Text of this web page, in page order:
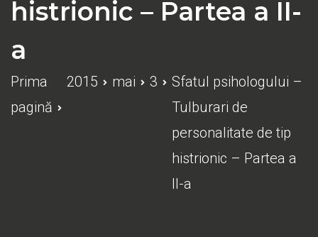
histrionic – Partea a II-
a
Prima
pagină
2015 mai 3
Sfatul psihologului –
Tulburari de
personalitate de tip
histrionic – Partea a
II-a